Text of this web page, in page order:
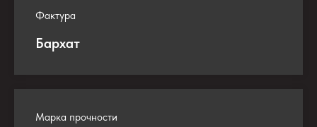
Фактура
Бархат
Марка прочности